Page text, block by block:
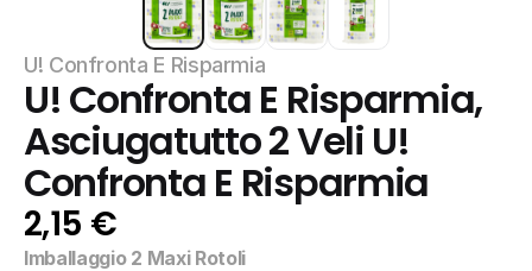
U! Confronta E Risparmia
U! Confronta E Risparmia,
Asciugatutto 2 Veli U!
Confronta E Risparmia
2,15 €
Imballaggio 2 Maxi Rotoli